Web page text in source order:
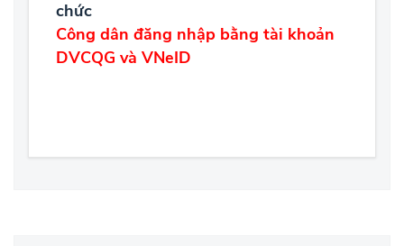
chức
Công dân đăng nhập bằng tài khoản
DVCQG và VNeID